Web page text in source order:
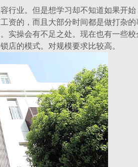
业。但是想学习却不知道如果开始
资的，而且大部分时间都是做打杂
实操会有不足之处。现在也有一些
店的模式。对规模要求比较高。